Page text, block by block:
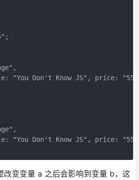
Don't Know JS", price:
Don't Know JS", price:
改变变量 a 之后会影响到变量 b，这